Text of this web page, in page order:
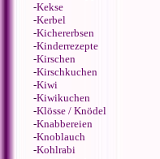
-Kekse
-Kerbel
-Kichererbsen
-Kinderrezepte
-Kirschen
-Kirschkuchen
-Kiwi
-Kiwikuchen
-Klösse / Knödel
-Knabbereien
-Knoblauch
-Kohlrabi